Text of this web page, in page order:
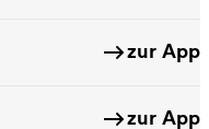
zur App
zur App